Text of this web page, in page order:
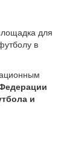
для
в
и